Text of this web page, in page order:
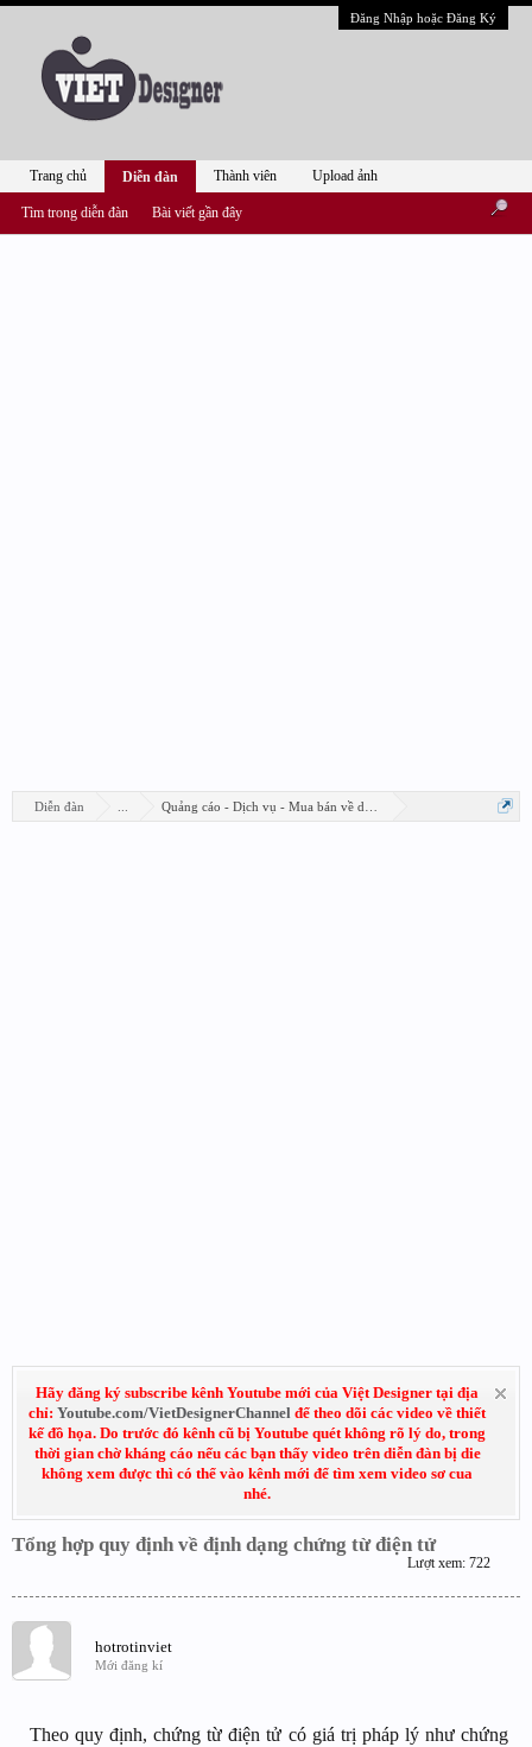
Đăng Nhập hoặc Đăng Ký
Diễn đàn Quảng cáo - Dịch vụ - Mua bán về design
Hãy đăng ký subscribe kênh Youtube mới của Việt Designer tại địa
chỉ: Youtube.com/VietDesignerChannel để theo dõi các video về thiết
kế đồ họa. Do trước đó kênh cũ bị Youtube quét không rõ lý do, trong
thời gian chờ kháng cáo nếu các bạn thấy video trên diễn đàn bị die
không xem được thì có thể vào kênh mới để tìm xem video sơ cua
nhé.
Tổng hợp quy định về định dạng chứng từ điện tử
Lượt xem: 722
hotrotinviet
Mới đăng kí
Theo quy định, chứng từ điện tử có giá trị pháp lý như chứng
Trang chủ Diễn đàn
Tìm trong diễn đàn Bài viết gần đây
Thành viên Upload ảnh